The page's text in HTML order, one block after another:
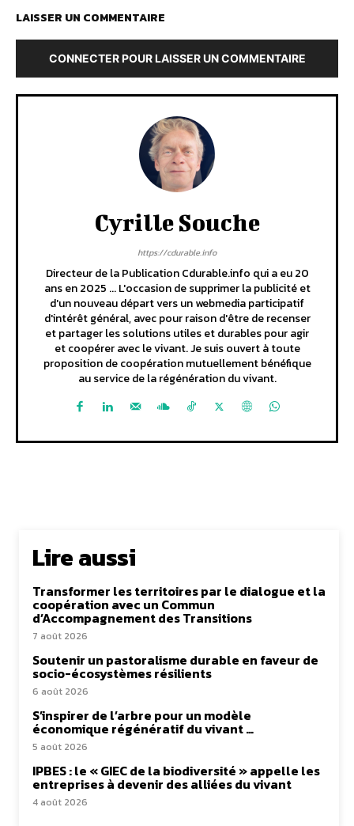
LAISSER UN COMMENTAIRE
CONNECTER POUR LAISSER UN COMMENTAIRE
Cyrille Souche
https://cdurable.info
Directeur de la Publication Cdurable.info qui a eu 20
ans en 2025 ... L'occasion de supprimer la publicité et
d'un nouveau départ vers un webmedia participatif
d'intérêt général, avec pour raison d'être de recenser
et partager les solutions utiles et durables pour agir
et coopérer avec le vivant. Je suis ouvert à toute
proposition de coopération mutuellement bénéfique
au service de la régénération du vivant.
Lire aussi
Transformer les territoires par le dialogue et la
coopération avec un Commun
d’Accompagnement des Transitions
7 août 2026
Soutenir un pastoralisme durable en faveur de
socio-écosystèmes résilients
6 août 2026
S’inspirer de l’arbre pour un modèle
économique régénératif du vivant …
5 août 2026
IPBES : le « GIEC de la biodiversité » appelle les
entreprises à devenir des alliées du vivant
4 août 2026